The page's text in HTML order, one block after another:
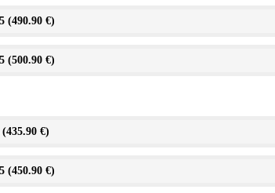
(490.90 €)
(500.90 €)
(435.90 €)
(450.90 €)